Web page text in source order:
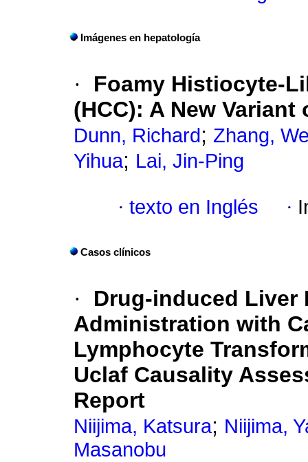
Imágenes en hepatología
·
Foamy Histiocyte-
(HCC): A New Variant
Dunn, Richard ; Zhang,
Yihua; Lai, Jin-Ping
· texto en Inglés ·
Casos clínicos
·
Drug-induced Liver
Administration with
Lymphocyte
Uclaf Causality
Report
Niijima, Katsura; Niijima,
Masanobu